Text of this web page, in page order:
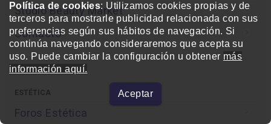
Política de cookies: Utilizamos cookies propias y de
terceros para mostrarle publicidad relacionada con sus
preferencias según sus hábitos de navegación. Si
continúa navegando consideraremos que acepta su
uso. Puede cambiar la configuración u obtener más
información aquí.
Aceptar
Studio Beauty Market
Contacto
ESTÉTICA
Foros Estética